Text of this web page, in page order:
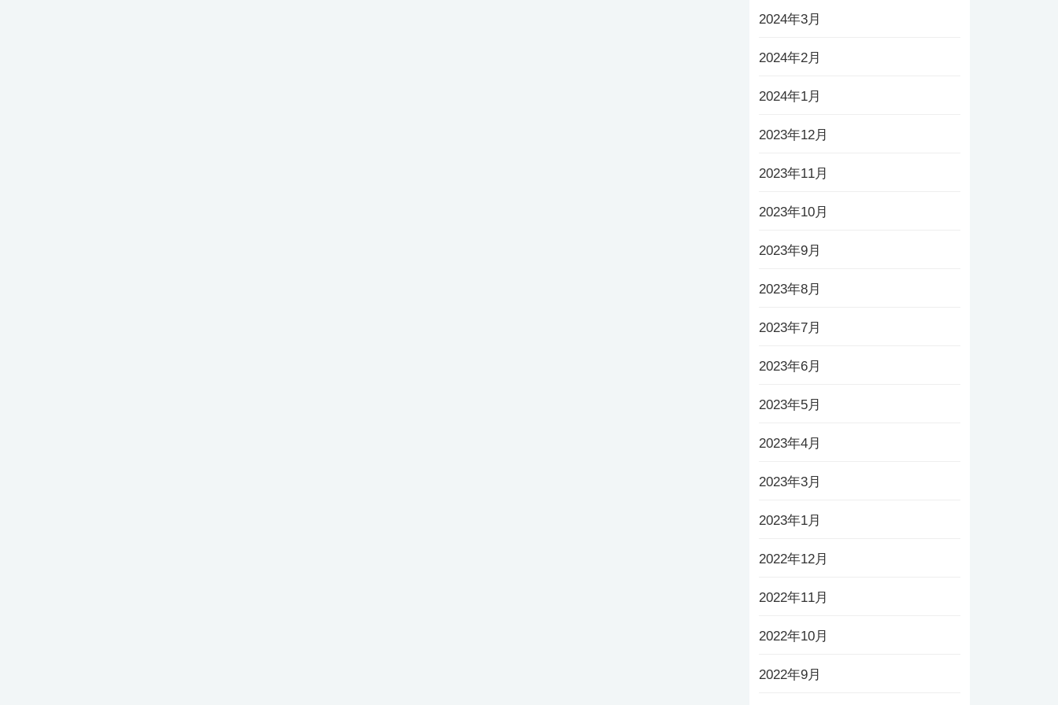
2024年3月
2024年2月
2024年1月
2023年12月
2023年11月
2023年10月
2023年9月
2023年8月
2023年7月
2023年6月
2023年5月
2023年4月
2023年3月
2023年1月
2022年12月
2022年11月
2022年10月
2022年9月